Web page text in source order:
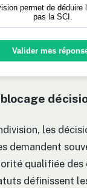
permet de déduire
pas la SCI.
Valider mes
blocage
les
demandent
qualifiée des
définissent